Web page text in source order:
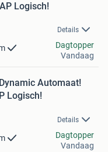
Logisch!
Details
Dagtopper
Vandaag
Automaat!
Logisch!
Details
Dagtopper
Vandaag